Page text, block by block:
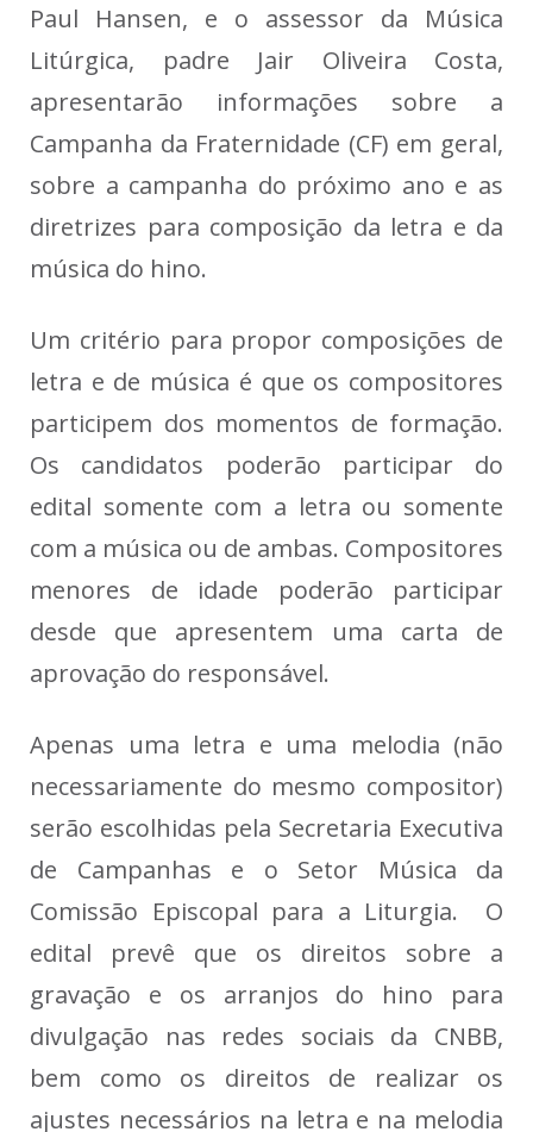
Paul Hansen, e o assessor da Música
Litúrgica, padre Jair Oliveira Costa,
apresentarão informações sobre a
Campanha da Fraternidade (CF) em geral,
sobre a campanha do próximo ano e as
diretrizes para composição da letra e da
música do hino.
Um critério para propor composições de
letra e de música é que os compositores
participem dos momentos de formação.
Os candidatos poderão participar do
edital somente com a letra ou somente
com a música ou de ambas. Compositores
menores de idade poderão participar
desde que apresentem uma carta de
aprovação do responsável.
Apenas uma letra e uma melodia (não
necessariamente do mesmo compositor)
serão escolhidas pela Secretaria Executiva
de Campanhas e o Setor Música da
Comissão Episcopal para a Liturgia. O
edital prevê que os direitos sobre a
gravação e os arranjos do hino para
divulgação nas redes sociais da CNBB,
bem como os direitos de realizar os
ajustes necessários na letra e na melodia